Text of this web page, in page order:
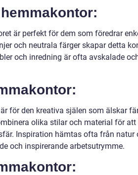
är perfekt för dem som föredrar
och neutrala färger skapar detta
och inredning är ofta avskalade
för den kreativa själen som älskar
olika stilar och material för att
Inspiration hämtas ofta från natur
och inspirerande arbetsutrymme.